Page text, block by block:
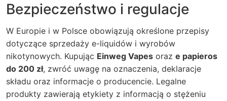
Bezpieczeństwo i regulacje
W Europie i w Polsce obowiązują określone przepisy
dotyczące sprzedaży e-liquidów i wyrobów
nikotynowych. Kupując Einweg Vapes oraz e papieros
do 200 zł, zwróć uwagę na oznaczenia, deklaracje
składu oraz informacje o producencie. Legalne
produkty zawierają etykiety z informacją o stężeniu